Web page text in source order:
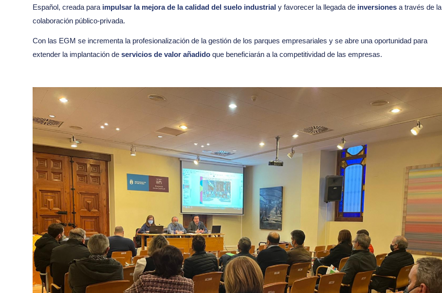
Español, creada para impulsar la mejora de la calidad del suelo industrial y favorecer la llegada de inversiones a través de la
colaboración público-privada.
Con las EGM se incrementa la profesionalización de la gestión de los parques empresariales y se abre una oportunidad para
extender la implantación de servicios de valor añadido que beneficiarán a la competitividad de las empresas.